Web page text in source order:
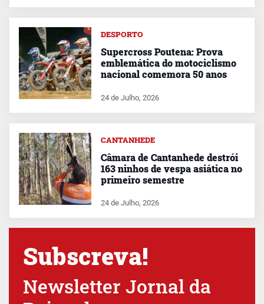
DESPORTO
Supercross Poutena: Prova
emblemática do motociclismo
nacional comemora 50 anos
24 de Julho, 2026
CANTANHEDE
Câmara de Cantanhede destrói
163 ninhos de vespa asiática no
primeiro semestre
24 de Julho, 2026
Subscreva!
Newsletter Jornal da